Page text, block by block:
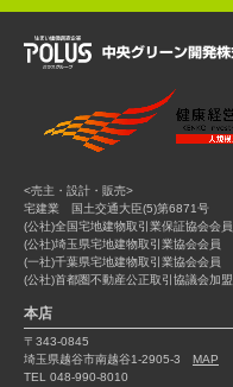
<売主・設計・販売>
宅建業 国土交通大臣(5)第6871号
(公社)全国宅地建物取引業保証協会会員
(公社)埼玉県宅地建物取引業協会会員
(一社)千葉県宅地建物取引業協会会員
(公社)首都圏不動産公正取引協議会加盟
本店
〒343-0845
埼玉県越谷市南越谷1-2905-3
MAP
TEL 048-990-8010